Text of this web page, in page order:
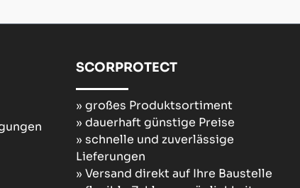
SCORPROTECT
» großes Produktsortiment
» dauerhaft günstige Preise
» schnelle und zuverlässige
Lieferungen
» Versand direkt auf Ihre Baustelle